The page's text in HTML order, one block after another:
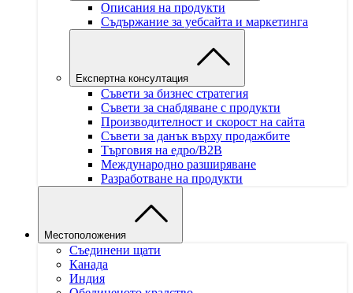
Описания на продукти
Съдържание за уебсайта и маркетинга
Експертна консултация
Съвети за бизнес стратегия
Съвети за снабдяване с продукти
Производителност и скорост на сайта
Съвети за данък върху продажбите
Търговия на едро/B2B
Международно разширяване
Разработване на продукти
Местоположения
Съединени щати
Канада
Индия